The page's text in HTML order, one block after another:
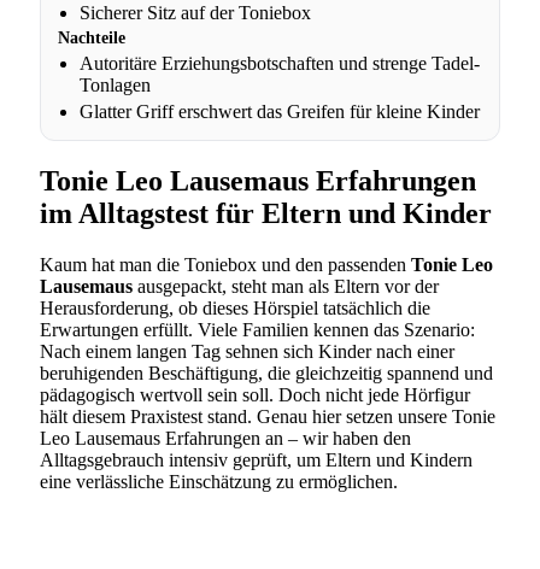
Sicherer Sitz auf der Toniebox
Nachteile
Autoritäre Erziehungsbotschaften und strenge Tadel-
Tonlagen
Glatter Griff erschwert das Greifen für kleine Kinder
Tonie Leo Lausemaus Erfahrungen
im Alltagstest für Eltern und Kinder
Kaum hat man die Toniebox und den passenden Tonie Leo
Lausemaus ausgepackt, steht man als Eltern vor der
Herausforderung, ob dieses Hörspiel tatsächlich die
Erwartungen erfüllt. Viele Familien kennen das Szenario:
Nach einem langen Tag sehnen sich Kinder nach einer
beruhigenden Beschäftigung, die gleichzeitig spannend und
pädagogisch wertvoll sein soll. Doch nicht jede Hörfigur
hält diesem Praxistest stand. Genau hier setzen unsere Tonie
Leo Lausemaus Erfahrungen an – wir haben den
Alltagsgebrauch intensiv geprüft, um Eltern und Kindern
eine verlässliche Einschätzung zu ermöglichen.